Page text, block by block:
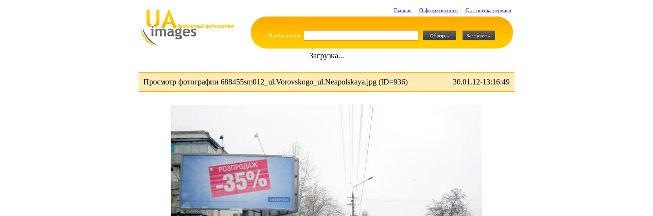
Главная О фотохостинге Статистика сервиса
Изображения:
Загрузка...
Просмотр фотографии 688455sm012_ul.Vorovskogo_ul.Neapolskaya.jpg (ID=936) 30.01.12-13:16:49